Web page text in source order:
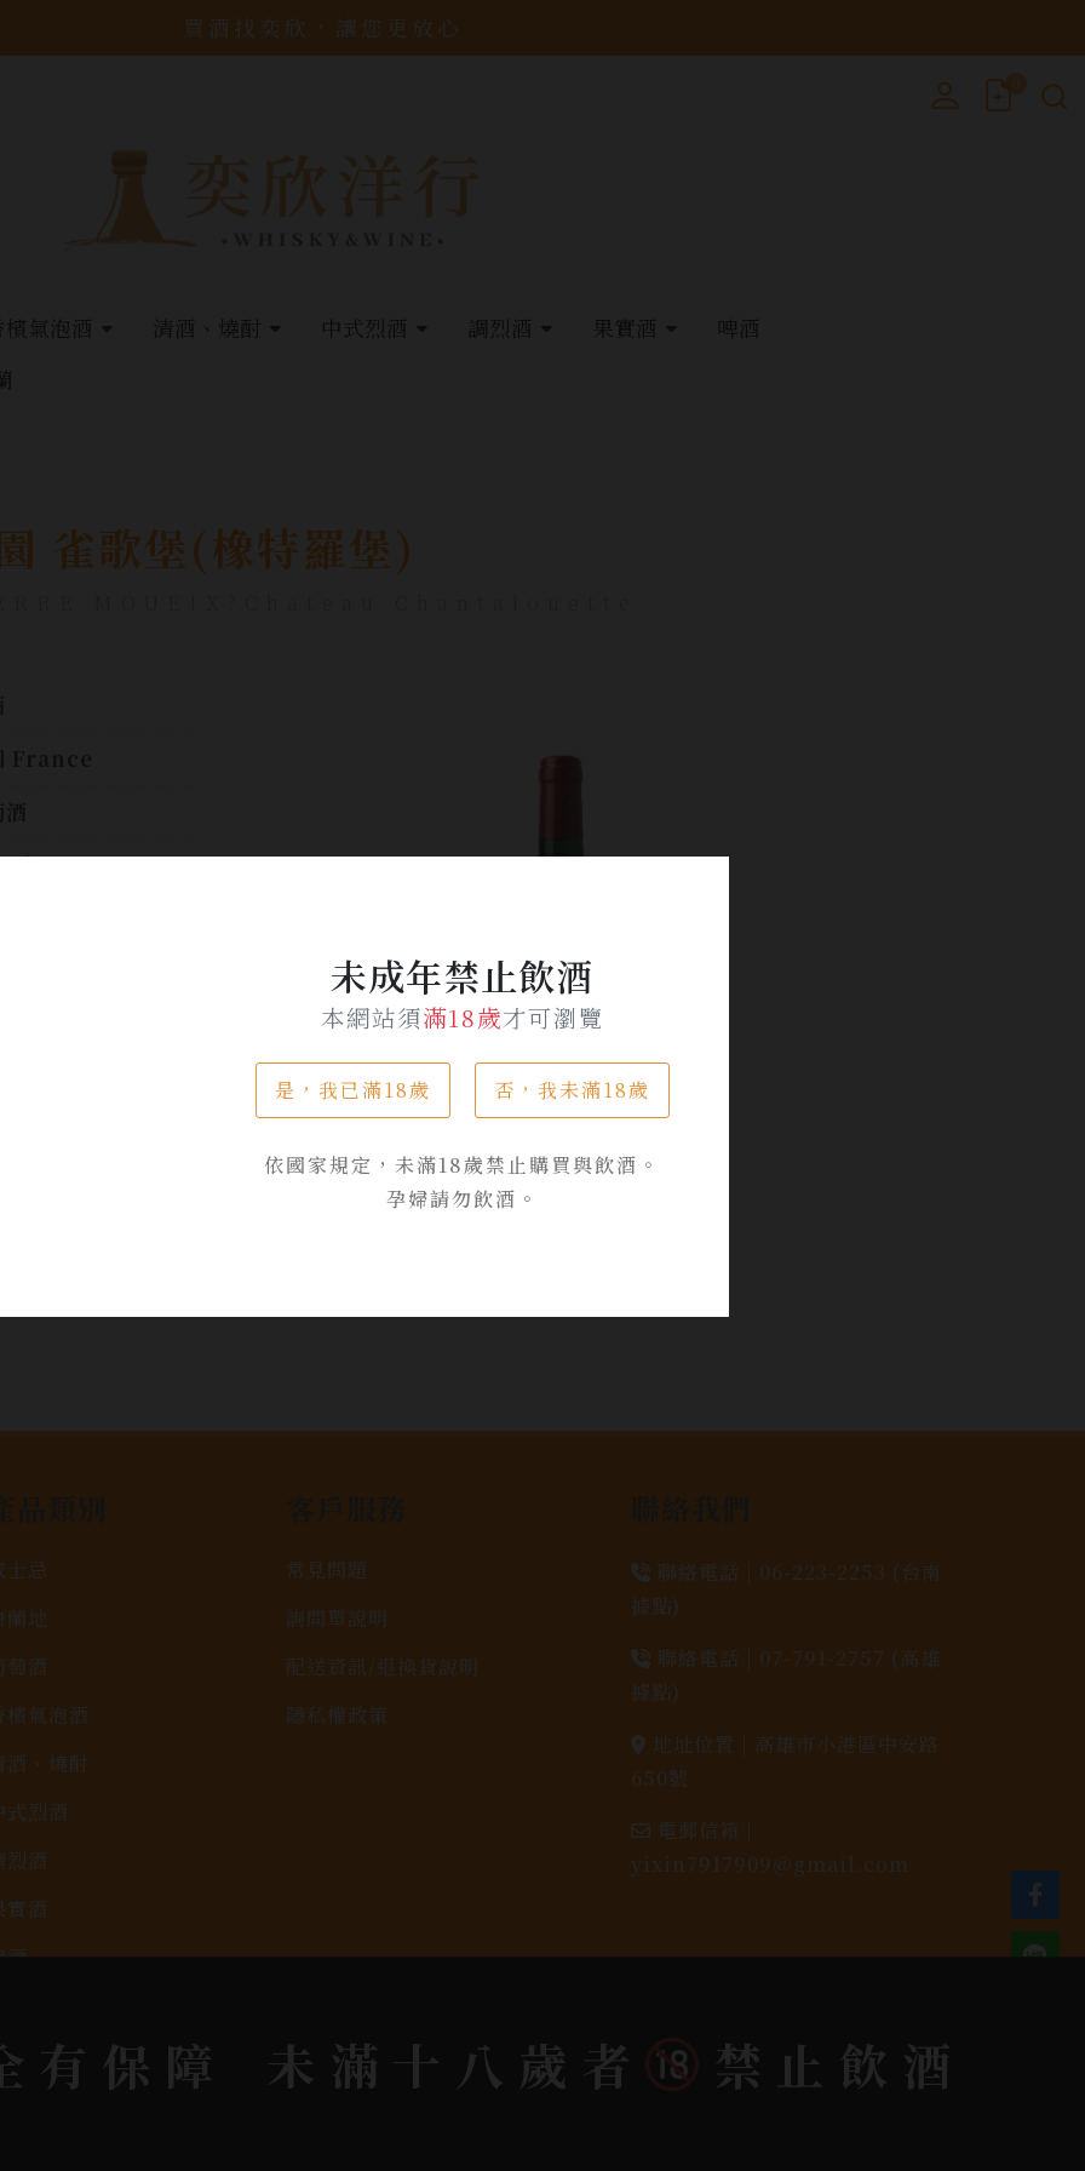
未成年禁止飲酒
本網站須滿18歲才可瀏覽
是，我已滿18歲 否，我未滿18歲
依國家規定，未滿18歲禁止購買與飲酒。
孕婦請勿飲酒。
買酒找奕欣，讓您更放心
檳氣泡酒 清酒、燒酎 中式烈酒 調烈酒 果實酒
啤酒
雀歌堡(橡特羅堡)
士忌
蘭地
萄酒
檳氣泡酒
酒、燒酎
式烈酒
烈酒
實酒
酒
/ 噶瑪蘭
常見問題
詢問單說明
配送資訊/退換貨說明
隱私權政策
聯絡電話 | 06-223-2253 (台南
據點)
聯絡電話 | 07-791-2757 (高雄
據點)
地址位置 | 高雄市小港區中安路
650號
電郵信箱 |
yixin7917909@gmail.com
有保障 未滿十八歲者 禁止飲酒